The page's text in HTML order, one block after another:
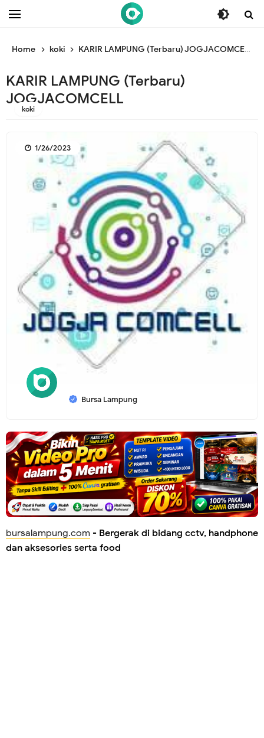
/* ganti br end */
Home koki KARIR LAMPUNG (Terbaru) JOGJACOMCELL
KARIR LAMPUNG (Terbaru)
JOGJACOMCELL
koki
Bursa Lampung
1/26/2023
bursalampung.com - Bergerak di bidang cctv, handphone
dan aksesories serta food